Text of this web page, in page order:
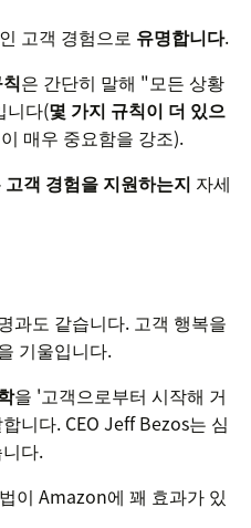
고객 경험으로 유명합니다.
은 간단히 말해 "모든 상황
니다(몇 가지 규칙이 더 있으
매우 중요함을 강조).
고객 경험을 지원하는지 자세
과도 같습니다. 고객 행복을
기울입니다.
을 '고객으로부터 시작해 거
니다. CEO Jeff Bezos는 심
다.
이 Amazon에 꽤 효과가 있